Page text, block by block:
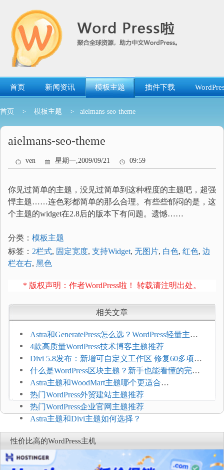
首页 新闻资讯 模板主题 插件下载
首页 > 模板主题 > aielmans-seo-theme
aielmans-seo-theme
ven 星期一,2009/09/21 09:59
你见过简单的主题，没见过简单到这种程度的主题吧，超强
悍主题……连色彩都简单的那么合理。有些些郁闷的是，这
个主题的widget在2.8后的版本下有问题。遗憾……
分类： 模板主题
标签： 2栏式, 固定宽度, 支持Widget, 无图片, 白色, 红色, 边
栏在右, 黑色
* 版权声明：作者WordPress啦！ 转载请注明出处。
相关文章
Astra和GeneratePress怎么选？WordPress轻量主题
选型维度
4款高质量WordPress技术博客主题推荐
Divi 5.8发布：新增可自定义工作区 修复60多项问
题
什么是WordPress区块主题？新手也能看懂的完整
介绍
Astra主题和WoodMart主题哪个更适合
WooCommerce
热门WordPress外贸建站主题推荐
热门WordPress企业官网主题推荐
Astra主题和Divi主题如何选择？
性价比高的WordPress主机